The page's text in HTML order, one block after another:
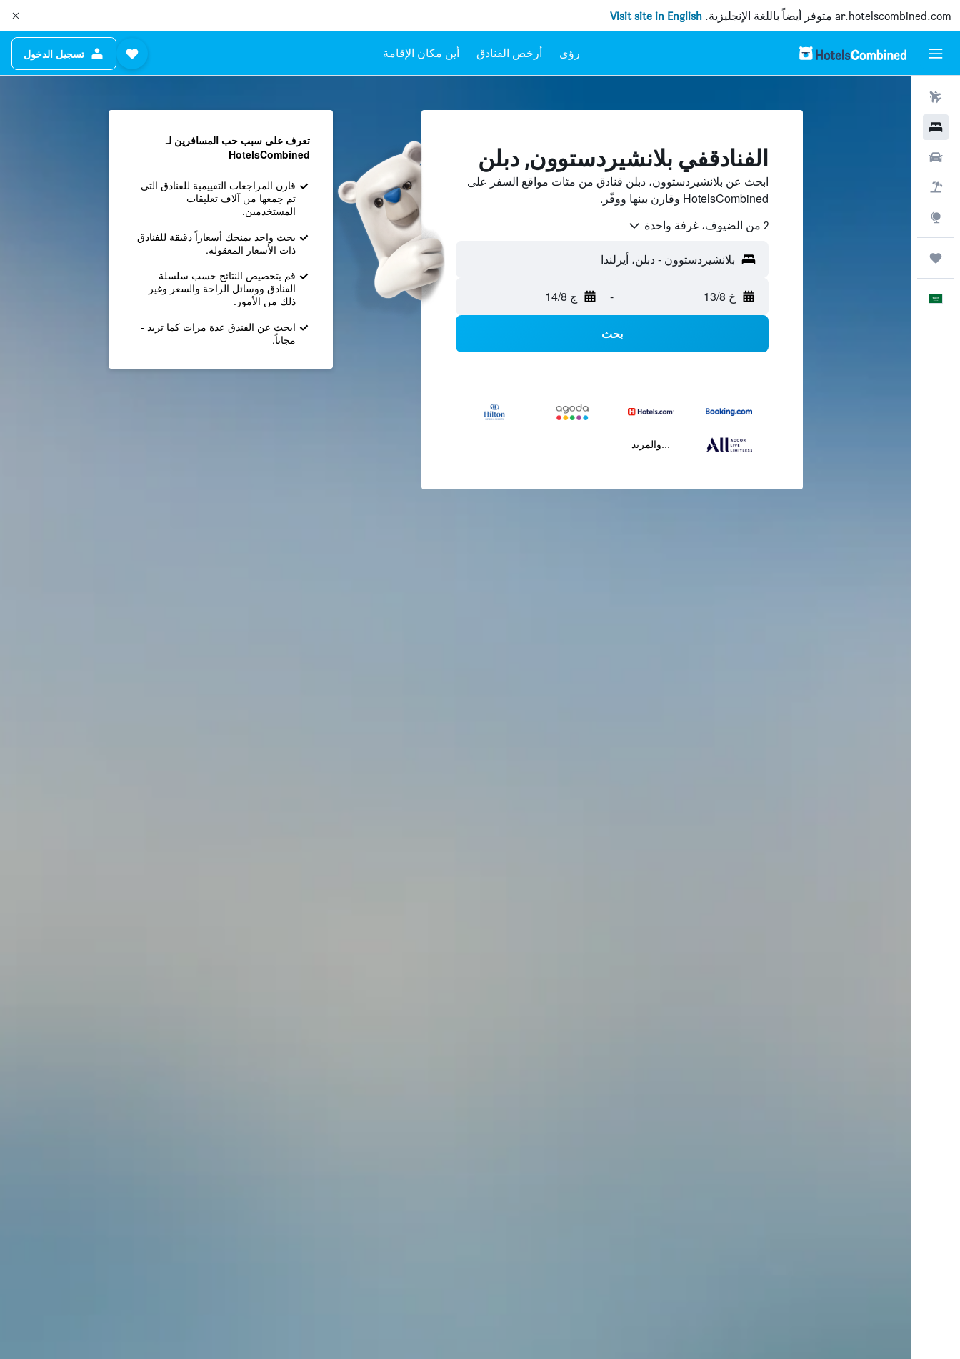
ar.hotelscombined.com متوفر أيضاً باللغة الإنجليزية. Visit site in English
رؤى أرخص الفنادق أين مكان الإقامة تسجيل الدخول
الفنادقفي بلانشيردستوون, دبلن
ابحث عن بلانشيردستوون، دبلن فنادق من مئات مواقع السفر على
HotelsCombined وقارن بينها ووفّر.
2 من الضيوف، غرفة واحدة
بلانشيردستوون - دبلن، أيرلندا
خ 13/8 - ج 14/8
بحث
...والمزيد
تعرف على سبب حب المسافرين لـ
HotelsCombined
قارن المراجعات التقييمية للفنادق التي
تم جمعها من آلاف تعليقات
المستخدمين.
بحث واحد يمنحك أسعاراً دقيقة للفنادق
ذات الأسعار المعقولة.
قم بتخصيص النتائج حسب سلسلة
الفنادق ووسائل الراحة والسعر وغير
ذلك من الأمور.
ابحث عن الفندق عدة مرات كما تريد -
مجاناً.